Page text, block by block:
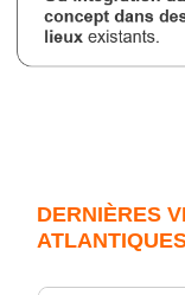
DERNIÈRES